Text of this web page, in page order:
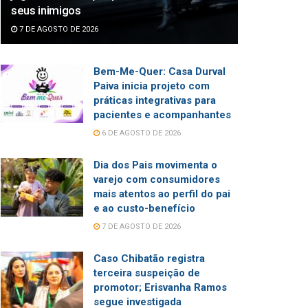
seus inimigos
7 DE AGOSTO DE 2026
Bem-Me-Quer: Casa Durval
Paiva inicia projeto com
práticas integrativas para
pacientes e acompanhantes
6 DE AGOSTO DE 2026
Dia dos Pais movimenta o
varejo com consumidores
mais atentos ao perfil do pai
e ao custo-benefício
7 DE AGOSTO DE 2026
Caso Chibatão registra
terceira suspeição de
promotor; Erisvanha Ramos
segue investigada